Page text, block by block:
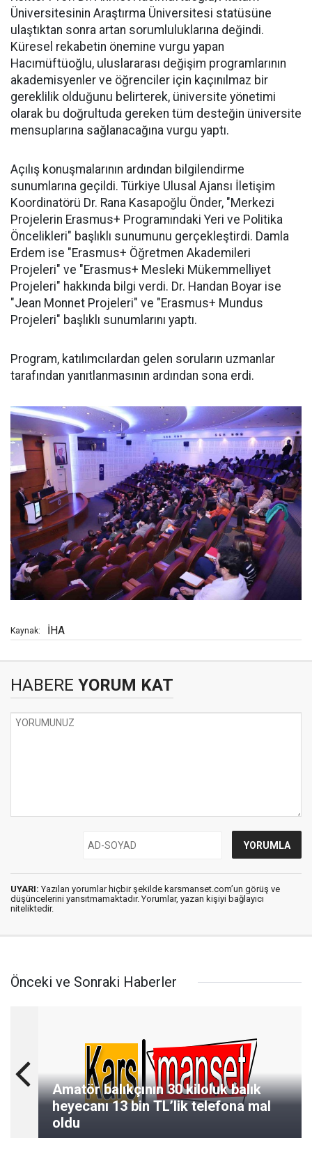
Üniversitesinin Araştırma Üniversitesi statüsüne
ulaştıktan sonra artan sorumluluklarına değindi.
Küresel rekabetin önemine vurgu yapan
Hacımüftüoğlu, uluslararası değişim programlarının
akademisyenler ve öğrenciler için kaçınılmaz bir
gereklilik olduğunu belirterek, üniversite yönetimi
olarak bu doğrultuda gereken tüm desteğin üniversite
mensuplarına sağlanacağına vurgu yaptı.
Açılış konuşmalarının ardından bilgilendirme
sunumlarına geçildi. Türkiye Ulusal Ajansı İletişim
Koordinatörü Dr. Rana Kasapoğlu Önder, "Merkezi
Projelerin Erasmus+ Programındaki Yeri ve Politika
Öncelikleri" başlıklı sunumunu gerçekleştirdi. Damla
Erdem ise "Erasmus+ Öğretmen Akademileri
Projeleri" ve "Erasmus+ Mesleki Mükemmelliyet
Projeleri" hakkında bilgi verdi. Dr. Handan Boyar ise
"Jean Monnet Projeleri" ve "Erasmus+ Mundus
Projeleri" başlıklı sunumlarını yaptı.
Program, katılımcılardan gelen soruların uzmanlar
tarafından yanıtlanmasının ardından sona erdi.
Kaynak: İHA
HABERE YORUM KAT
UYARI: Yazılan yorumlar hiçbir şekilde karsmanset.com’un görüş ve
düşüncelerini yansıtmamaktadır. Yorumlar, yazan kişiyi bağlayıcı
niteliktedir.
Önceki ve Sonraki Haberler
Amatör balıkçının 30 kiloluk balık
heyecanı 13 bin TL’lik telefona mal
oldu